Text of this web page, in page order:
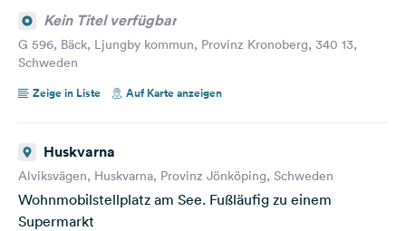
Kein Titel verfügbar
G 596, Bäck, Ljungby kommun, Provinz Kronoberg, 340 13,
Schweden
Zeige in Liste
Auf Karte anzeigen
Huskvarna
Alviksvägen, Huskvarna, Provinz Jönköping, Schweden
Wohnmobilstellplatz am See. Fußläufig zu einem
Supermarkt